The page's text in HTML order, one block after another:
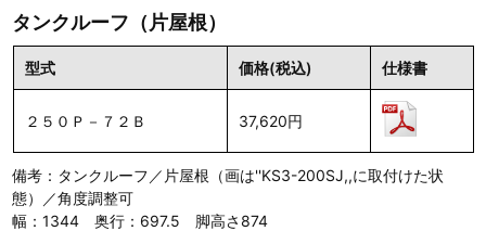
タンクルーフ（片屋根）
型式 価格(税込) 仕様書
２５０Ｐ－７２Ｂ 37,620円
備考：タンクルーフ／片屋根（画は''KS3-200SJ,,に取付けた状
態）／角度調整可
幅：1344 奥行：697.5 脚高さ874